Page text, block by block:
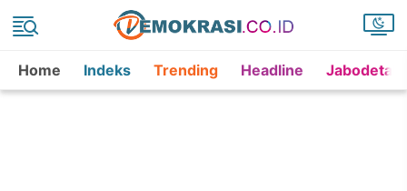
Home Indeks Trending Headline